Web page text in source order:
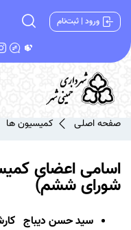
ورود | ثبت‌نام
صفحه اصلی کمیسیون ها
اسامی اعضای
شورای ششم)
سید حسن دیباج